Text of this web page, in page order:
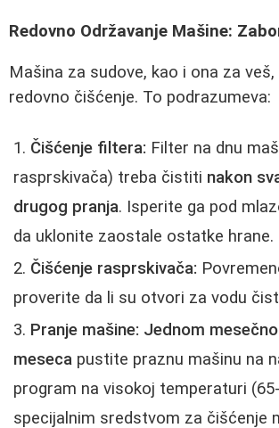
Redovno Održavanje Mašine:
Mašina za sudove, kao i ona za
redovno čišćenje. To podrazumeva:
Čišćenje filtera: Filter na dnu
rasprskivača) treba čistiti nakon
drugog pranja. Isperite ga pod
da uklonite zaostale ostatke hrane.
Čišćenje rasprskivača:
proverite da li su otvori za vodu
Pranje mašine: Jednom
meseca pustite praznu mašinu na
program na visokoj temperaturi
specijalnim sredstvom za čišćenje